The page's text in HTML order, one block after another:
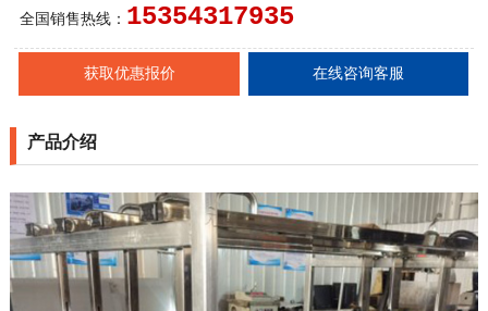
全国销售热线： 15354317935
获取优惠报价 在线咨询客服
产品介绍